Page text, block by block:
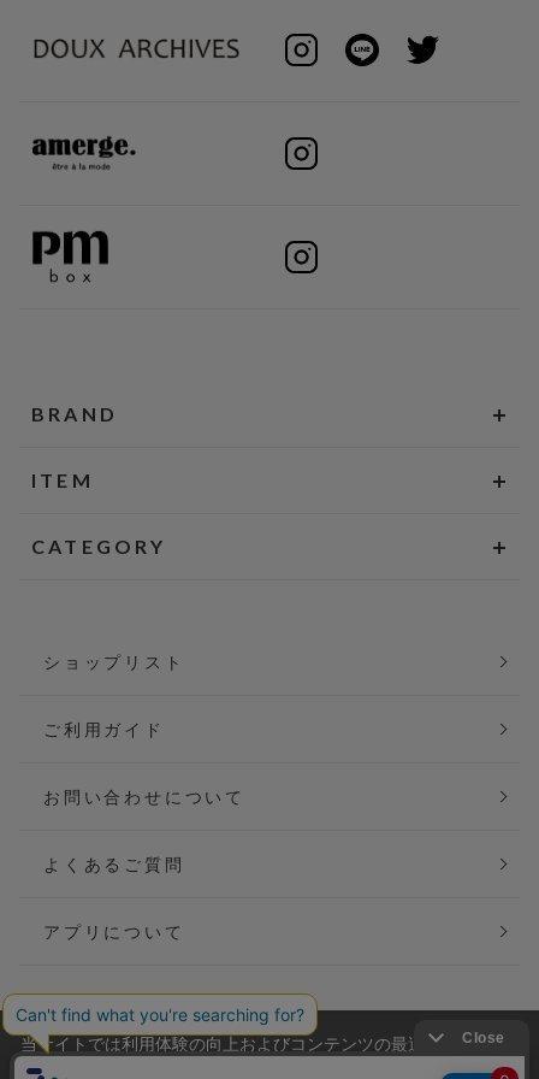
BRAND
ITEM
CATEGORY
ショップリスト
ご利用ガイド
お問い合わせについて
よくあるご質問
アプリについて
会社概要
当サイトでは利用体験の向上およびコンテンツの最適な提供、ト
ラフィックの分析を目的としてCookieを使用しています。